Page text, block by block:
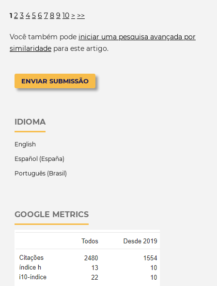
1 2 3 4 5 6 7 8 9 10 > >>
Você também pode iniciar uma pesquisa avançada por
similaridadepara este artigo.
ENVIAR SUBMISSÃO
IDIOMA
English
Español (España)
Português (Brasil)
GOOGLE METRICS